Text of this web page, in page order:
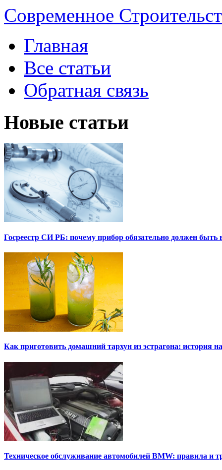
Современное
Главная
Все статьи
Обратная связь
Новые статьи
Госреестр СИ РБ: почему прибор обязательно должен быть
Как приготовить домашний тархун из эстрагона: история
Техническое обслуживание автомобилей BMW: правила и